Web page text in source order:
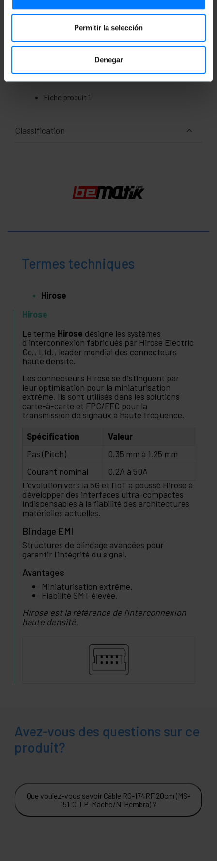
Permitir la selección
Denegar
Poids brut: 40 g
Documentation
Fiche produit 1
Classification
Termes techniques
Hirose
Hirose
Le terme Hirose désigne les systèmes
d'interconnexion fabriqués par Hirose Electric
Co., Ltd., leader mondial des connecteurs
haute densité.
Les connecteurs Hirose se distinguent par
leur optimisation pour la miniaturisation
extrême. Ils sont utilisés dans les solutions
carte-à-carte et FPC/FFC pour la
transmission de signaux à haute fréquence.
Spécification
Valeur
Pas (Pitch)
0.35 mm à 1.25 mm
Courant nominal
0.2A à 50A
L'évolution vers la 5G et l'IoT a poussé Hirose à
développer des interfaces ultra-compactes
indispensables à la fiabilité des architectures
matérielles actuelles.
Blindage EMI
Structures de blindage avancées pour
garantir l'intégrité du signal.
Avantages
Miniaturisation extrême.
Fiabilité SMT élevée.
Hirose est la référence de l'interconnexion
haute densité.
Avez-vous des questions sur ce
produit?
Que voulez-vous savoir Câble RG-174RF 20cm (MS-
151-C-LP-Macho/N-Hembra) ?